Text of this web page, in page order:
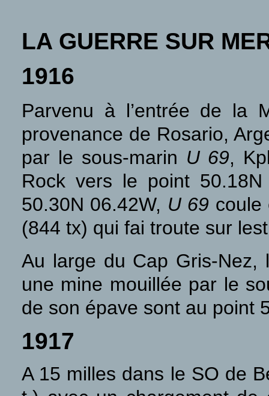
LA GUERRE SUR
1916
Parvenu à l’entrée de la
provenance de Rosario,
par le sous-marin U 69,
Rock vers le point
50.30N 06.42W, U 69 coule
(844 tx) qui fai troute sur
Au large du Cap Gris-
une mine mouillée par le
de son épave sont au point
1917
A 15 milles dans le SO de